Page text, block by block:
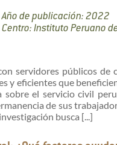
Año de publicación: 2022
Centro: Instituto Peruano
servidores públicos de
y eficientes que
el servicio civil
de sus
busca [...]